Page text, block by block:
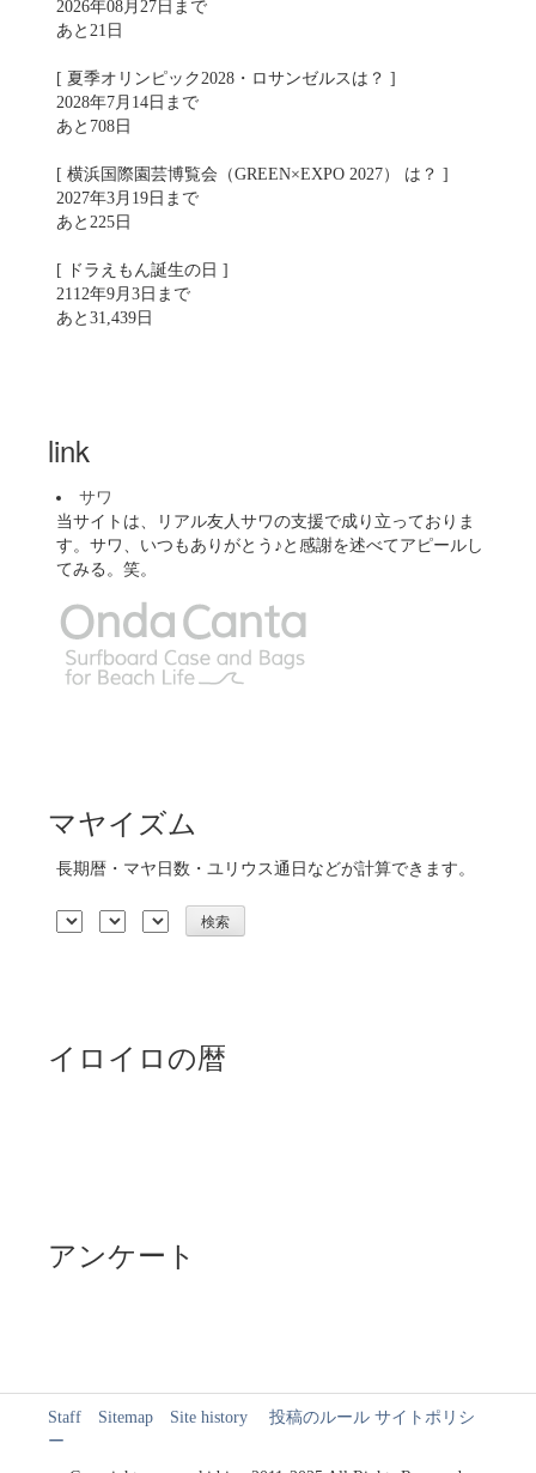
2026年08月27日まで
あと21日
[ 夏季オリンピック2028・ロサンゼルスは？ ]
2028年7月14日まで
あと708日
[ 横浜国際園芸博覧会（GREEN×EXPO 2027） は？ ]
2027年3月19日まで
あと225日
[ ドラえもん誕生の日 ]
2112年9月3日まで
あと31,439日
link
サワ
当サイトは、リアル友人サワの支援で成り立っておりま
す。サワ、いつもありがとう♪と感謝を述べてアピールし
てみる。笑。
マヤイズム
長期暦・マヤ日数・ユリウス通日などが計算できます。
イロイロの暦
アンケート
Staff Sitemap Site history 投稿のルール サイトポリシ
ー